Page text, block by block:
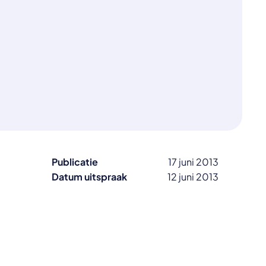
Publicatie
17 juni 2013
Datum uitspraak
12 juni 2013